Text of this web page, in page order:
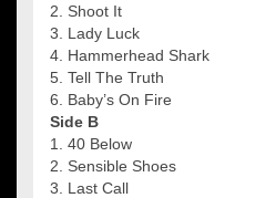
2. Shoot It
3. Lady Luck
4. Hammerhead Shark
5. Tell The Truth
6. Baby’s On Fire
Side B
1. 40 Below
2. Sensible Shoes
3. Last Call